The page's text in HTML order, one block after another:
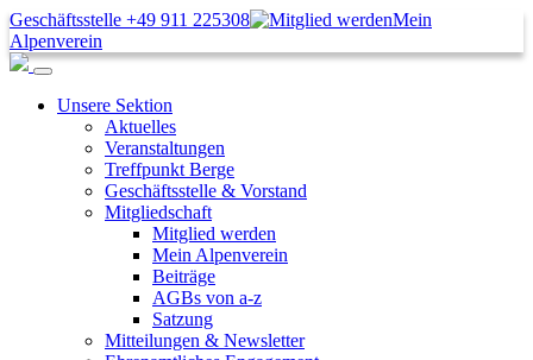
Geschäftsstelle +49 911 225308
Mein
Alpenverein
Unsere Sektion
Aktuelles
Veranstaltungen
Treffpunkt Berge
Geschäftsstelle & Vorstand
Mitgliedschaft
Mitglied werden
Mein Alpenverein
Beiträge
AGBs von a-z
Satzung
Mitteilungen & Newsletter